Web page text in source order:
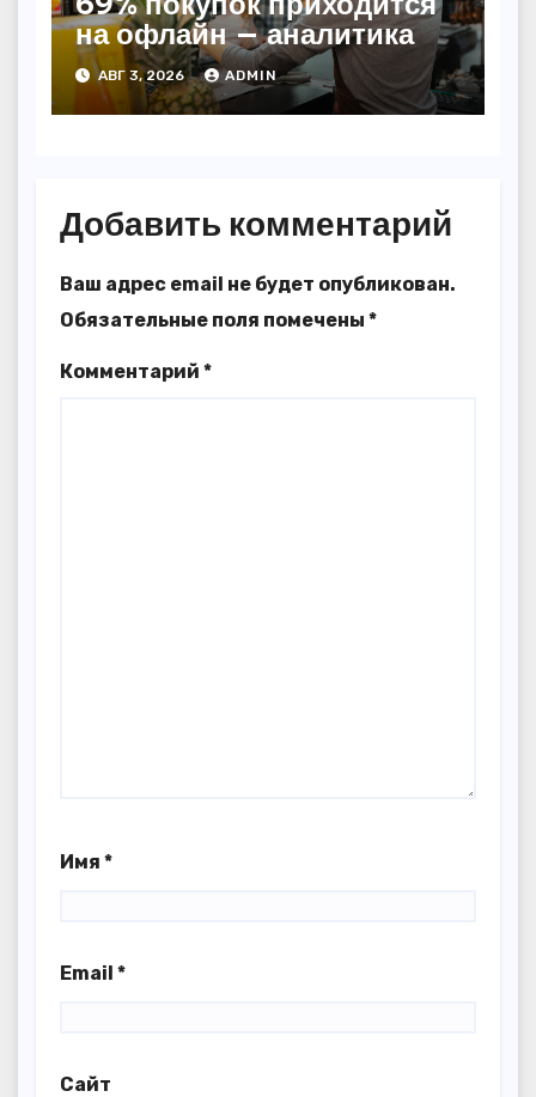
на офлайн — аналитика
АВГ 3, 2026 ADMIN
Добавить комментарий
Ваш адрес email не будет опубликован.
Обязательные поля помечены *
Комментарий *
Имя *
Email *
Сайт